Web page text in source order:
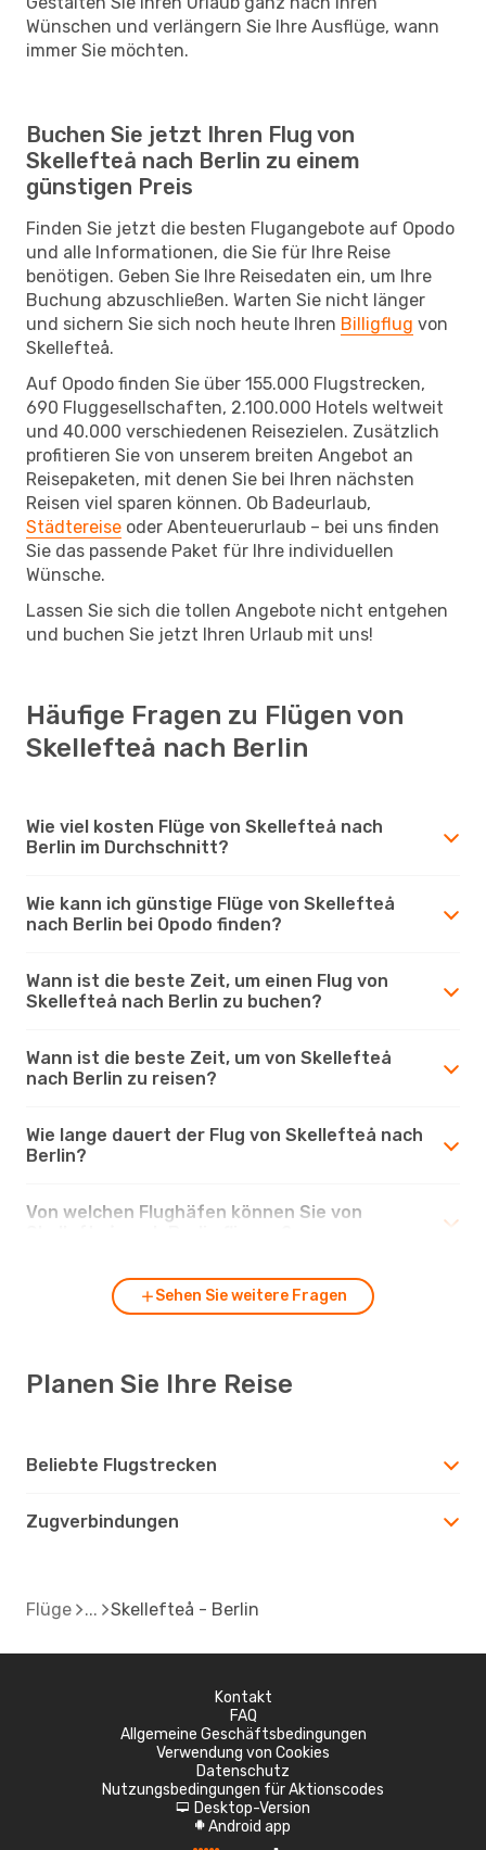
Wünschen und verlängern Sie Ihre Ausflüge, wann
immer Sie möchten.
Buchen Sie jetzt Ihren Flug von
Skellefteå nach Berlin zu einem
günstigen Preis
Finden Sie jetzt die besten Flugangebote auf Opodo
und alle Informationen, die Sie für Ihre Reise
benötigen. Geben Sie Ihre Reisedaten ein, um Ihre
Buchung abzuschließen. Warten Sie nicht länger
und sichern Sie sich noch heute Ihren Billigflug von
Skellefteå.
Auf Opodo finden Sie über 155.000 Flugstrecken,
690 Fluggesellschaften, 2.100.000 Hotels weltweit
und 40.000 verschiedenen Reisezielen. Zusätzlich
profitieren Sie von unserem breiten Angebot an
Reisepaketen, mit denen Sie bei Ihren nächsten
Reisen viel sparen können. Ob Badeurlaub,
Städtereise oder Abenteuerurlaub – bei uns finden
Sie das passende Paket für Ihre individuellen
Wünsche.
Lassen Sie sich die tollen Angebote nicht entgehen
und buchen Sie jetzt Ihren Urlaub mit uns!
Häufige Fragen zu Flügen von
Skellefteå nach Berlin
Wie viel kosten Flüge von Skellefteå nach
Berlin im Durchschnitt?
Wie kann ich günstige Flüge von Skellefteå
nach Berlin bei Opodo finden?
Wann ist die beste Zeit, um einen Flug von
Skellefteå nach Berlin zu buchen?
Wann ist die beste Zeit, um von Skellefteå
nach Berlin zu reisen?
Wie lange dauert der Flug von Skellefteå nach
Berlin?
Von welchen Flughäfen können Sie von
Sehen Sie weitere Fragen
Planen Sie Ihre Reise
Beliebte Flugstrecken
Zugverbindungen
Flüge Skellefteå - Berlin
Kontakt
FAQ
Allgemeine Geschäftsbedingungen
Verwendung von Cookies
Datenschutz
Nutzungsbedingungen für Aktionscodes
d Desktop-Version
A Android app